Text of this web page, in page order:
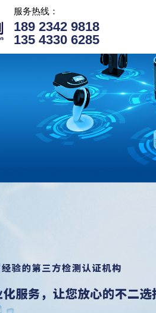
服务热线：
189 2342 9818
135 4330 6285